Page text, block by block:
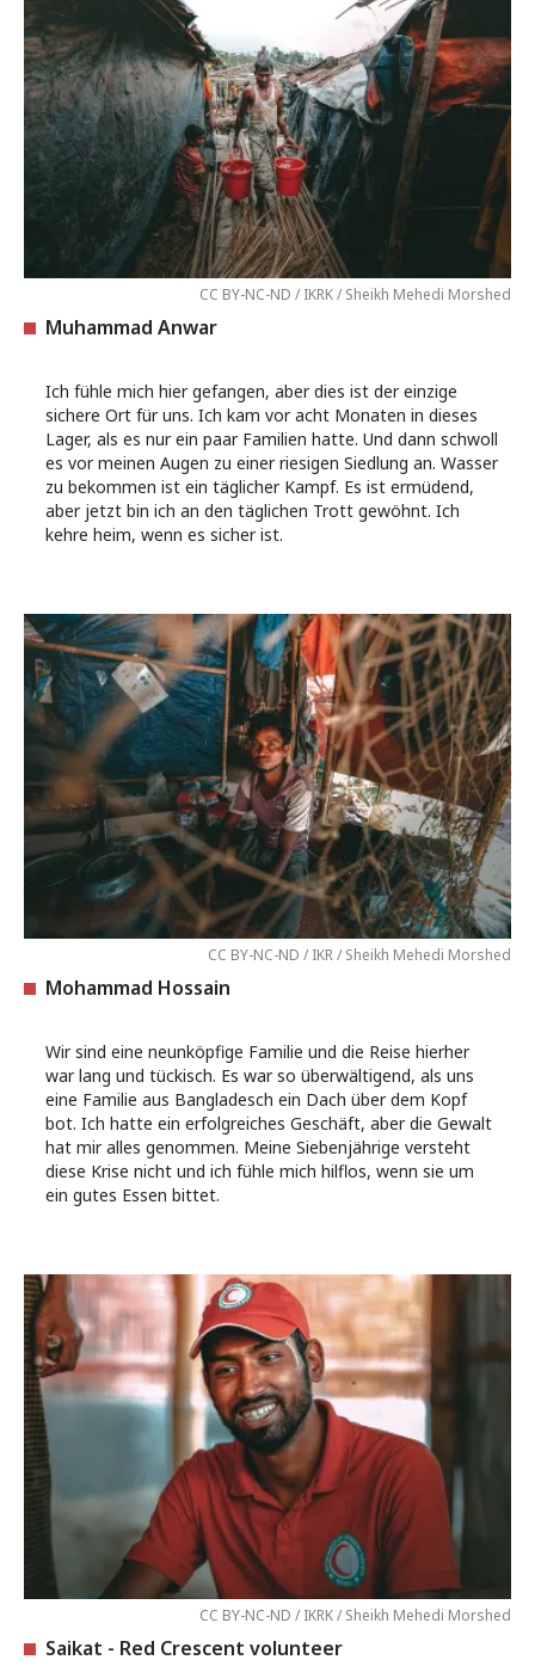
CC BY-NC-ND / IKRK / Sheikh Mehedi Morshed
Muhammad Anwar
Ich fühle mich hier gefangen, aber dies ist der einzige
sichere Ort für uns. Ich kam vor acht Monaten in dieses
Lager, als es nur ein paar Familien hatte. Und dann schwoll
es vor meinen Augen zu einer riesigen Siedlung an. Wasser
zu bekommen ist ein täglicher Kampf. Es ist ermüdend,
aber jetzt bin ich an den täglichen Trott gewöhnt. Ich
kehre heim, wenn es sicher ist.
CC BY-NC-ND / IKR / Sheikh Mehedi Morshed
Mohammad Hossain
Wir sind eine neunköpfige Familie und die Reise hierher
war lang und tückisch. Es war so überwältigend, als uns
eine Familie aus Bangladesch ein Dach über dem Kopf
bot. Ich hatte ein erfolgreiches Geschäft, aber die Gewalt
hat mir alles genommen. Meine Siebenjährige versteht
diese Krise nicht und ich fühle mich hilflos, wenn sie um
ein gutes Essen bittet.
CC BY-NC-ND / IKRK / Sheikh Mehedi Morshed
Saikat - Red Crescent volunteer